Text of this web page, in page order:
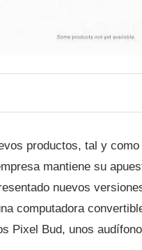
productos, tal y
mantiene su
nuevos
computadora
Pixel Bud, unos